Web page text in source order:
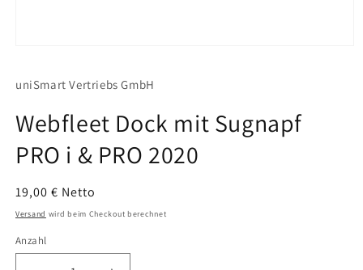
uniSmart Vertriebs GmbH
Webfleet Dock mit Sugnapf
PRO i & PRO 2020
Normaler
Preis
19,00 € Netto
Versand wird beim Checkout berechnet
Anzahl